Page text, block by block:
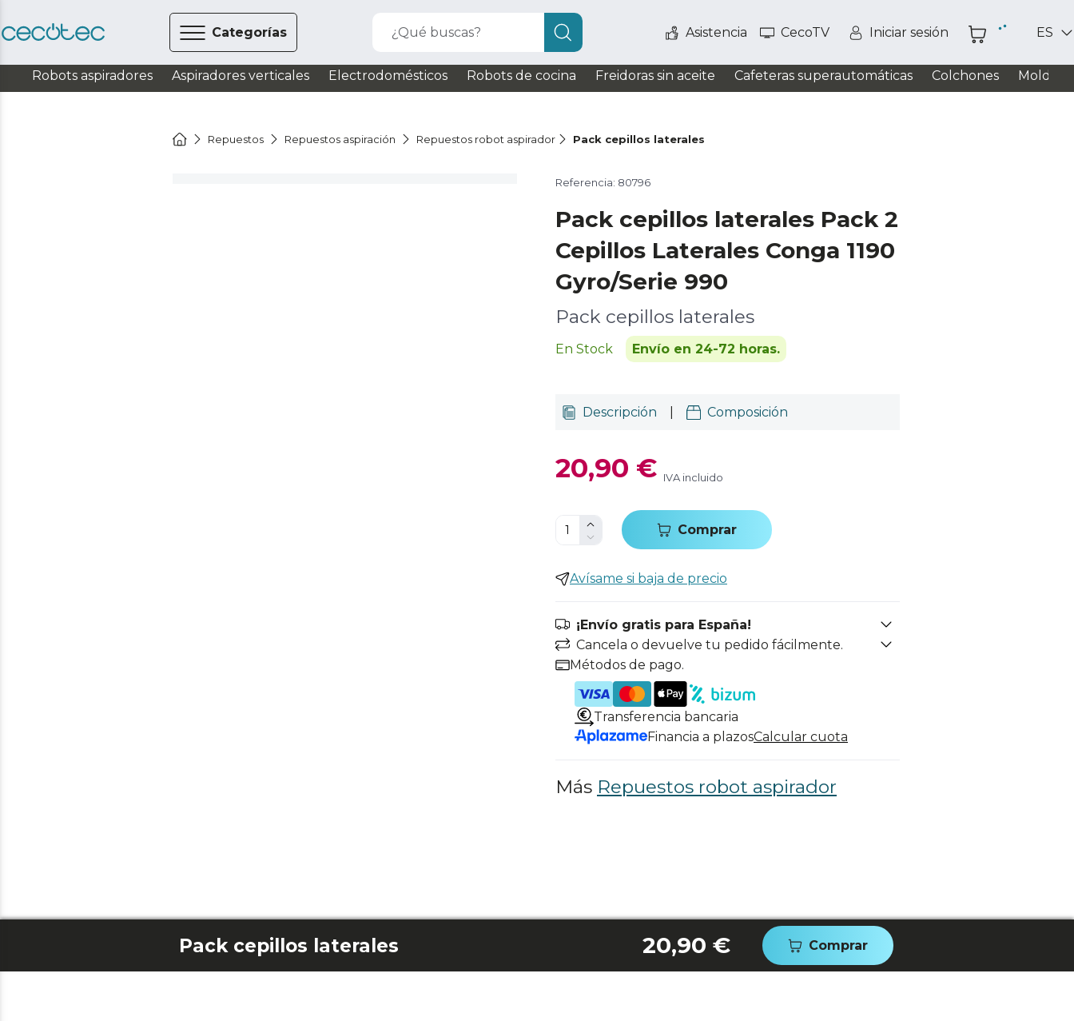
Categorías ¿Qué buscas? Asistencia CecoTV Iniciar sesión ES
Robots aspiradores Aspiradores verticales Electrodomésticos Robots de cocina Freidoras sin aceite Cafeteras superautomáticas Colchones
Repuestos Repuestos aspiración Repuestos robot aspirador Pack cepillos laterales
Referencia: 80796
Pack cepillos laterales Pack 2
Cepillos Laterales Conga 1190
Gyro/Serie 990
Pack cepillos laterales
En Stock Envío en 24-72 horas.
Descripción Composición
20,90 € IVA incluido
Comprar
Avísame si baja de precio
¡Envío gratis para España!
Cancela o devuelve tu pedido fácilmente.
Métodos de pago.
Transferencia bancaria
Financia a plazosCalcular cuota
Más Repuestos robot aspirador
Pack cepillos laterales 20,90 € Comprar